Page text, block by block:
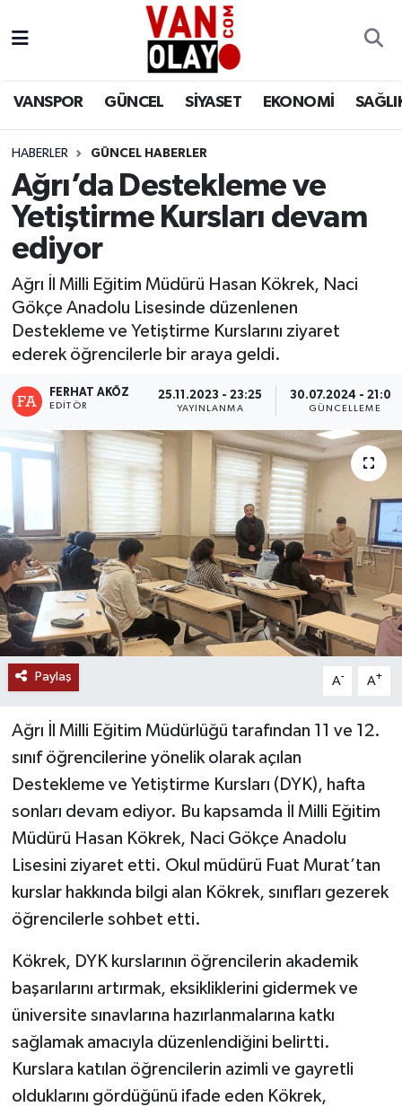
VANSPOR GÜNCEL SİYASET EKONOMİ
HABERLER GÜNCEL HABERLER
Ağrı’da Destekleme ve
Yetiştirme Kursları devam
ediyor
Ağrı İl Milli Eğitim Müdürü Hasan Kökrek, Naci
Gökçe Anadolu Lisesinde düzenlenen
Destekleme ve Yetiştirme Kurslarını ziyaret
ederek öğrencilerle bir araya geldi.
FERHAT AKÖZ
EDITÖR
25.11.2023 - 23:25
YAYINLANMA
30.07.2024 - 21:00
GÜNCELLEME
Paylaş A- A+
Ağrı İl Milli Eğitim Müdürlüğü tarafından 11 ve 12.
sınıf öğrencilerine yönelik olarak açılan
Destekleme ve Yetiştirme Kursları (DYK), hafta
sonları devam ediyor. Bu kapsamda İl Milli Eğitim
Müdürü Hasan Kökrek, Naci Gökçe Anadolu
Lisesini ziyaret etti. Okul müdürü Fuat Murat’tan
kurslar hakkında bilgi alan Kökrek, sınıfları gezerek
öğrencilerle sohbet etti.
Kökrek, DYK kurslarının öğrencilerin akademik
başarılarını artırmak, eksikliklerini gidermek ve
üniversite sınavlarına hazırlanmalarına katkı
sağlamak amacıyla düzenlendiğini belirtti.
Kurslara katılan öğrencilerin azimli ve gayretli
olduklarını gördüğünü ifade eden Kökrek,
Siyaset
Ekonomi
Sağlık
Bilim & Teknoloji
Dünya
RESMİ İLANLAR
Van Nöbetçi Eczaneler
Van Namaz Vakitleri
Van Trafik Yoğunluk Haritası
Süper Lig Puan Durumu ve Fikstür
Tüm Manşetler
Son Dakika Haberleri
Haber Arşivi